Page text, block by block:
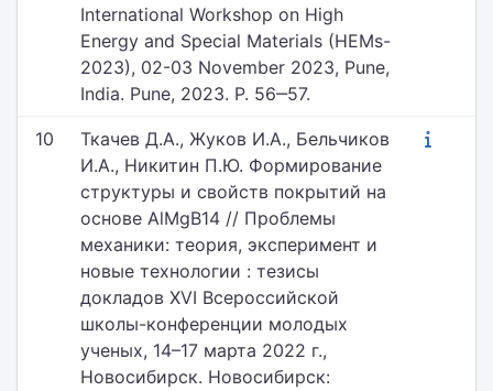
International Workshop on High
Energy and Special Materials (HEMs-
2023), 02-03 November 2023, Pune,
India. Pune, 2023. P. 56‒57.
10
Ткачев Д.А., Жуков И.А., Бельчиков
И.А., Никитин П.Ю. Формирование
структуры и свойств покрытий на
основе AlMgB14 // Проблемы
механики: теория, эксперимент и
новые технологии : тезисы
докладов XVI Всероссийской
школы-конференции молодых
ученых, 14–17 марта 2022 г.,
Новосибирск. Новосибирск: